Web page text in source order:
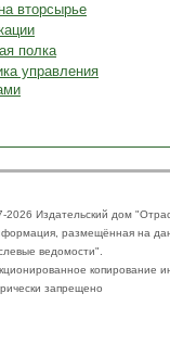
вторсырье
полка
управления
2026 Издательский дом
размещённая на
ведомости".
копирование
запрещено